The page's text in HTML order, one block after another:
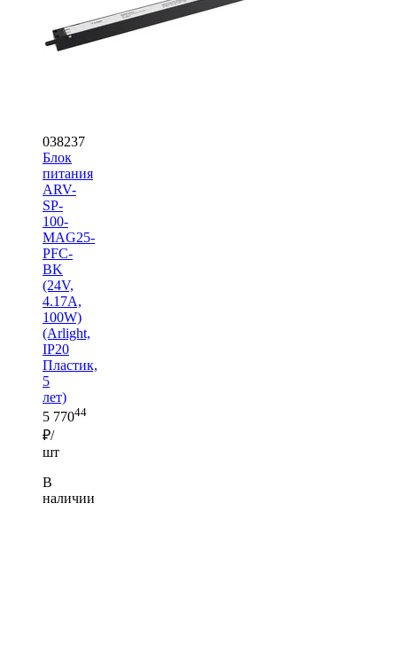
038237
Блок
питания
ARV-
SP-
100-
MAG25-
PFC-
BK
(24V,
4.17A,
100W)
(Arlight,
IP20
Пластик,
5
лет)
5 77044
₽/
шт
В
наличии